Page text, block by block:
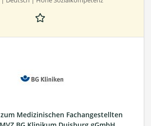
Medizinischen Fachangestellten